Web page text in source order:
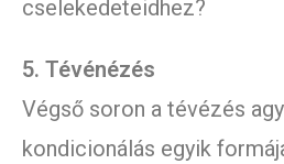
cselekedeteidhez?
5. Tévénézés
Végső soron a tévézés
kondicionálás egyik